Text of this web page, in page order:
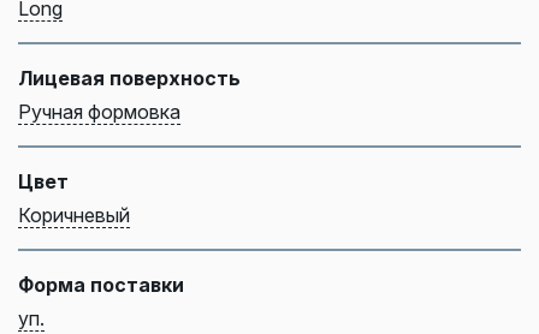
Long
Лицевая поверхность
Ручная формовка
Цвет
Коричневый
Форма поставки
уп.